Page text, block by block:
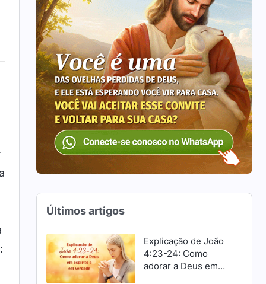
Últimos artigos
Explicação de João
4:23-24: Como
adorar a Deus em